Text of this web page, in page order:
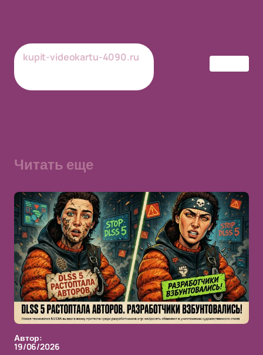
kupit-videokartu-4090.ru
Читать еще
Автор:
19/06/2026